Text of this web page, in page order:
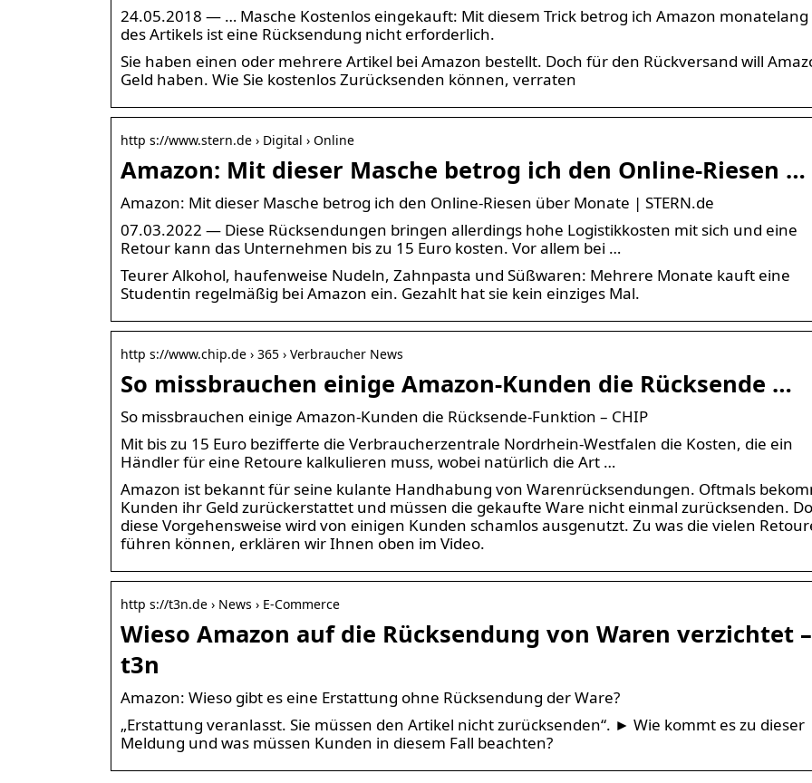
24.05.2018 — … Masche Kostenlos eingekauft: Mit diesem Trick betrog ich Amazon
des Artikels ist eine Rücksendung nicht erforderlich.
Sie haben einen oder mehrere Artikel bei Amazon bestellt. Doch für den Rückversand will
Geld haben. Wie Sie kostenlos Zurücksenden können, verraten
http s://www.stern.de › Digital › Online
Amazon: Mit dieser Masche betrog ich den Online-Riesen …
Amazon: Mit dieser Masche betrog ich den Online-Riesen über Monate | STERN.de
07.03.2022 — Diese Rücksendungen bringen allerdings hohe Logistikkosten mit sich und eine
Retour kann das Unternehmen bis zu 15 Euro kosten. Vor allem bei …
Teurer Alkohol, haufenweise Nudeln, Zahnpasta und Süßwaren: Mehrere Monate kauft eine
Studentin regelmäßig bei Amazon ein. Gezahlt hat sie kein einziges Mal.
http s://www.chip.de › 365 › Verbraucher News
So missbrauchen einige Amazon-Kunden die Rücksende …
So missbrauchen einige Amazon-Kunden die Rücksende-Funktion – CHIP
Mit bis zu 15 Euro bezifferte die Verbraucherzentrale Nordrhein-Westfalen die Kosten, die ein
Händler für eine Retoure kalkulieren muss, wobei natürlich die Art …
Amazon ist bekannt für seine kulante Handhabung von Warenrücksendungen. Oftmals
Kunden ihr Geld zurückerstattet und müssen die gekaufte Ware nicht einmal zurücksenden.
diese Vorgehensweise wird von einigen Kunden schamlos ausgenutzt. Zu was die vielen
führen können, erklären wir Ihnen oben im Video.
http s://t3n.de › News › E-Commerce
Wieso Amazon auf die Rücksendung von Waren verzichtet –
t3n
Amazon: Wieso gibt es eine Erstattung ohne Rücksendung der Ware?
„Erstattung veranlasst. Sie müssen den Artikel nicht zurücksenden“. ► Wie kommt es zu dieser
Meldung und was müssen Kunden in diesem Fall beachten?